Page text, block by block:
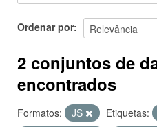
SOBRE
Ordenar por
2 conjuntos de
encontrados
Formatos: JS Etiquetas: